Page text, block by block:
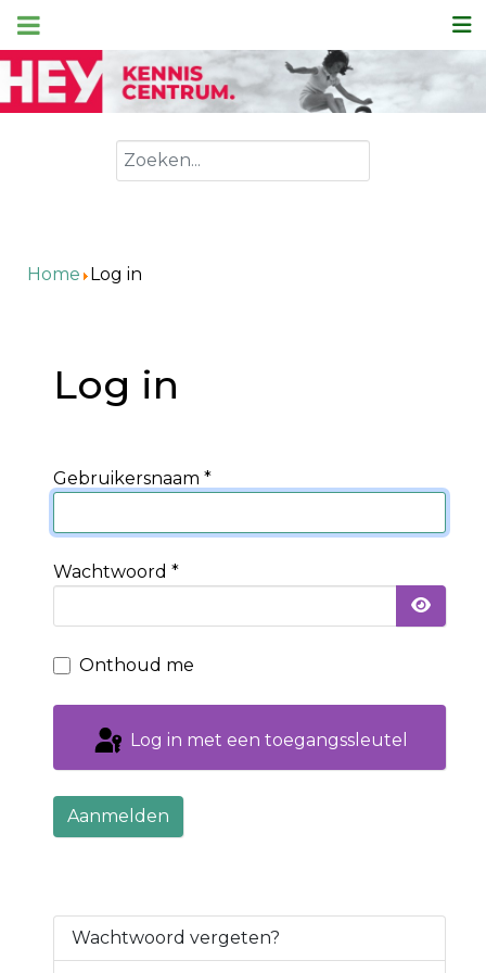
Zoeken
Home Log in
Log in
Gebruikersnaam *
Wachtwoord *
Onthoud me
Log in met een toegangssleutel
Aanmelden
Wachtwoord vergeten?